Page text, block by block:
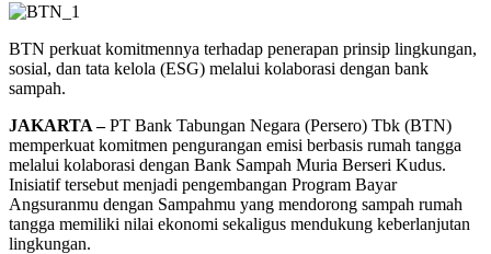
BTN perkuat komitmennya terhadap penerapan prinsip lingkungan,
sosial, dan tata kelola (ESG) melalui kolaborasi dengan bank
sampah.
JAKARTA –PT Bank Tabungan Negara (Persero) Tbk (BTN)
memperkuat komitmen pengurangan emisi berbasis rumah tangga
melalui kolaborasi dengan Bank Sampah Muria Berseri Kudus.
Inisiatif tersebut menjadi pengembangan Program Bayar
Angsuranmu dengan Sampahmu yang mendorong sampah rumah
tangga memiliki nilai ekonomi sekaligus mendukung keberlanjutan
lingkungan.